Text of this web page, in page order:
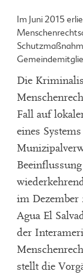
Im Juni 2015
Die
Fall auf
eines
im Dezember
Agua El
der
stellt die